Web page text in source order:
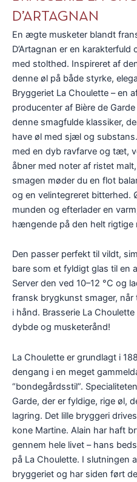
D’ARTAGNAN
En ægte musketer blandt
D’Artagnan er en
med stolthed. Inspireret af
denne øl på både styrke,
Bryggeriet La Choulette – en
producenter af Bière de
denne smagfulde klassiker,
have øl med sjæl og
med en dyb ravfarve og tæt,
åbner med noter af ristet
smagen møder du en flot
og en velintegreret bitterhed.
munden og efterlader en
hængende på den helt rigtige
Den passer perfekt til vildt,
bare som et fyldigt glas til en
Server den ved 10–12 °C og
fransk brygkunst smager,
i hånd. Brasserie La
dybde og musketerånd!
La Choulette er grundlagt i
dengang i en meget
“bondegårdsstil”.
Garde, der er fyldige, rige øl,
lagring. Det lille bryggeri
kone Martine. Alain har haft
gennem hele livet – hans
på La Choulette. I slutningen
bryggeriet og har siden ført